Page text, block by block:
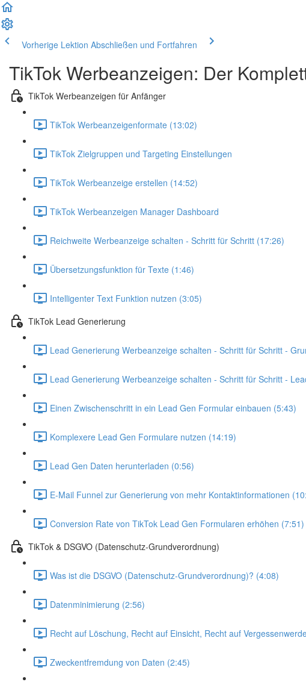
Vorherige Lektion Abschließen und Fortfahren
TikTok Werbeanzeigen: Der
TikTok Werbeanzeigen für Anfänger
TikTok Werbeanzeigenformate (13:02)
TikTok Zielgruppen und Targeting Einstellungen
TikTok Werbeanzeige erstellen (14:52)
TikTok Werbeanzeigen Manager Dashboard
Reichweite Werbeanzeige schalten - Schritt für Schritt (17:26)
Übersetzungsfunktion für Texte (1:46)
Intelligenter Text Funktion nutzen (3:05)
TikTok Lead Generierung
Lead Generierung Werbeanzeige schalten - Schritt für Schritt -
Lead Generierung Werbeanzeige schalten - Schritt für Schritt -
Einen Zwischenschritt in ein Lead Gen Formular einbauen (5:43)
Komplexere Lead Gen Formulare nutzen (14:19)
Lead Gen Daten herunterladen (0:56)
E-Mail Funnel zur Generierung von mehr Kontaktinformationen
Conversion Rate von TikTok Lead Gen Formularen erhöhen (7:51)
TikTok & DSGVO (Datenschutz-Grundverordnung)
Was ist die DSGVO (Datenschutz-Grundverordnung)? (4:08)
Datenminimierung (2:56)
Recht auf Löschung, Recht auf Einsicht, Recht auf
Zweckentfremdung von Daten (2:45)